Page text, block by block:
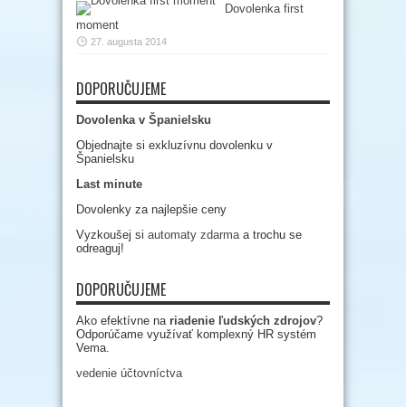
Dovolenka first
moment
27. augusta 2014
DOPORUČUJEME
Dovolenka v Španielsku
Objednajte si exkluzívnu dovolenku v
Španielsku
Last minute
Dovolenky za najlepšie ceny
Vyzkoušej si automaty zdarma a trochu se
odreaguj!
DOPORUČUJEME
Ako efektívne na riadenie ľudských zdrojov?
Odporúčame využívať komplexný HR systém
Vema.
vedenie účtovníctva